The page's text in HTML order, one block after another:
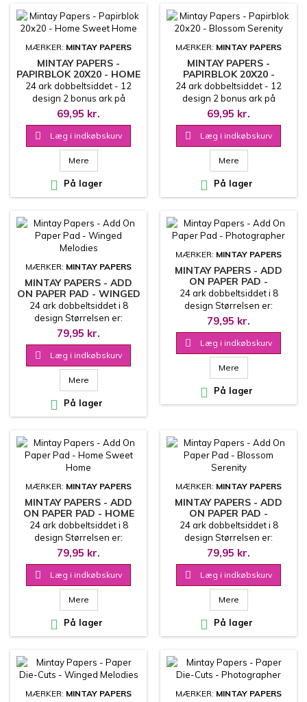
MÆRKER: MINTAY PAPERS
MINTAY PAPERS -
PAPIRBLOK 20X20 - HOME
SWEET HOME
24 ark dobbeltsiddet - 12
design 2 bonus ark på
coverets inderside
20.3x20.3 cm
69,95 kr.
 Læg i indkøbskurv
Mere
 På lager
MÆRKER: MINTAY PAPERS
MINTAY PAPERS -
PAPIRBLOK 20X20 -
BLOSSOM SERENITY
24 ark dobbeltsiddet - 12
design 2 bonus ark på
coverets inderside
20.3x20.3 cm
69,95 kr.
 Læg i indkøbskurv
Mere
 På lager
MÆRKER: MINTAY PAPERS
MINTAY PAPERS - ADD
ON PAPER PAD - WINGED
MELODIES
24 ark dobbeltsiddet i 8
design Størrelsen er:
15.2x20.3 cm 240 g
79,95 kr.
 Læg i indkøbskurv
Mere
 På lager
MÆRKER: MINTAY PAPERS
MINTAY PAPERS - ADD
ON PAPER PAD -
PHOTOGRAPHER
24 ark dobbeltsiddet i 8
design Størrelsen er:
15.2x20.3 cm 240 g
79,95 kr.
 Læg i indkøbskurv
Mere
 På lager
MÆRKER: MINTAY PAPERS
MINTAY PAPERS - ADD
ON PAPER PAD - HOME
SWEET HOME
24 ark dobbeltsiddet i 8
design Størrelsen er:
15.2x20.3 cm 240 g
79,95 kr.
 Læg i indkøbskurv
Mere
 På lager
MÆRKER: MINTAY PAPERS
MINTAY PAPERS - ADD
ON PAPER PAD -
BLOSSOM SERENITY
24 ark dobbeltsiddet i 8
design Størrelsen er:
15.2x20.3 cm 240 g
79,95 kr.
 Læg i indkøbskurv
Mere
 På lager
MÆRKER: MINTAY PAPERS MÆRKER: MINTAY PAPERS